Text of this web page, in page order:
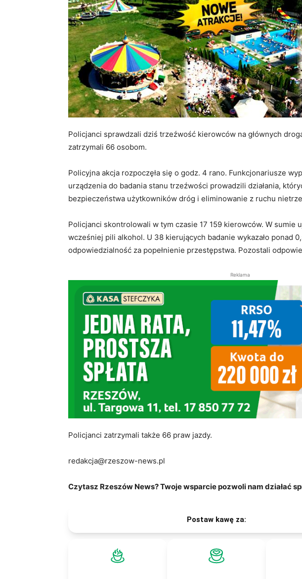
Policjanci sprawdzali dziś trzeźwość kierowców na głównych
zatrzymali 66 osobom.
Policyjna akcja rozpoczęła się o godz. 4 rano. Funkcjonariusze
urządzenia do badania stanu trzeźwości prowadzili działania,
bezpieczeństwa użytkowników dróg i eliminowanie z ruchu
Policjanci skontrolowali w tym czasie 17 159 kierowców. W sumie
wcześniej pili alkohol. U 38 kierujących badanie wykazało ponad
odpowiedzialność za popełnienie przestępstwa. Pozostali
Reklama
Policjanci zatrzymali także 66 praw jazdy.
redakcja@rzeszow-news.pl
Czytasz Rzeszów News? Twoje wsparcie pozwoli nam działać
Postaw kawę za: